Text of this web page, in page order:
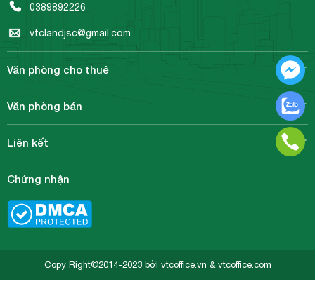
0389892226
vtclandjsc@gmail.com
Văn phòng cho thuê
Văn phòng bán
Liên kết
Chứng nhận
Copy Right©2014-2023 bởi vtcoffice.vn & vtcoffice.com